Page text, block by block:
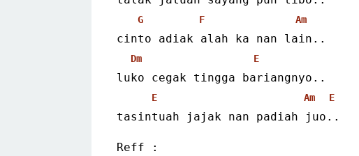
G F Am
cinto adiak alah ka nan lain..
Dm E
luko cegak tingga bariangnyo..
E Am E
tasintuah jajak nan padiah juo..
Reff :